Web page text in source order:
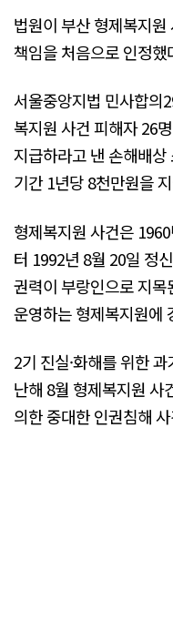
법원이 부산 형제복지
책임을 처음으로 인정했
서울중앙지법 민사합의
복지원 사건 피해자 26
지급하라고 낸 손해배
기간 1년당 8천만원을
형제복지원 사건은
터 1992년 8월 20일 정
권력이 부랑인으로 지
운영하는 형제복지원에
2기 진실·화해를 위한
난해 8월 형제복지원 사
의한 중대한 인권침해